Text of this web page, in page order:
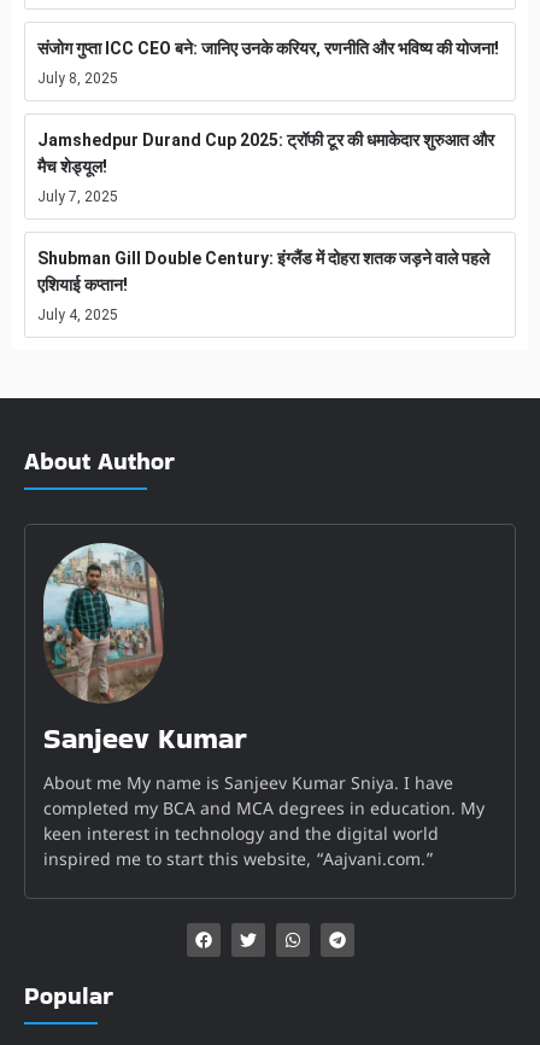
संजोग गुप्ता ICC CEO बने: जानिए उनके करियर, रणनीति और भविष्य की योजना!
July 8, 2025
Jamshedpur Durand Cup 2025: ट्रॉफी टूर की धमाकेदार शुरुआत और
मैच शेड्यूल!
July 7, 2025
Shubman Gill Double Century: इंग्लैंड में दोहरा शतक जड़ने वाले पहले
एशियाई कप्तान!
July 4, 2025
About Author
Sanjeev Kumar
About me My name is Sanjeev Kumar Sniya. I have
completed my BCA and MCA degrees in education. My
keen interest in technology and the digital world
inspired me to start this website, “Aajvani.com.”
Popular